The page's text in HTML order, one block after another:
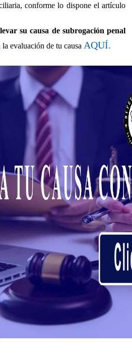
conforme lo dispone el artículo
su causa de subrogación penal
la evaluación de tu causa AQUÍ.